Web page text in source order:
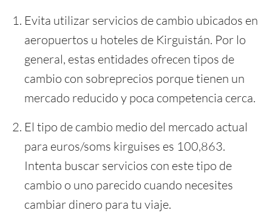
Evita utilizar servicios de cambio ubicados en
aeropuertos u hoteles de Kirguistán. Por lo
general, estas entidades ofrecen tipos de
cambio con sobreprecios porque tienen un
mercado reducido y poca competencia cerca.
El tipo de cambio medio del mercado actual
para euros/soms kirguises es 100,863.
Intenta buscar servicios con este tipo de
cambio o uno parecido cuando necesites
cambiar dinero para tu viaje.